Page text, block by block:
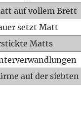
auf vollem Brett
setzt Matt
Matts
auf der siebten